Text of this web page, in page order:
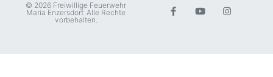
© 2026 Freiwillige Feuerwehr
Maria Enzersdorf. Alle Rechte
vorbehalten.